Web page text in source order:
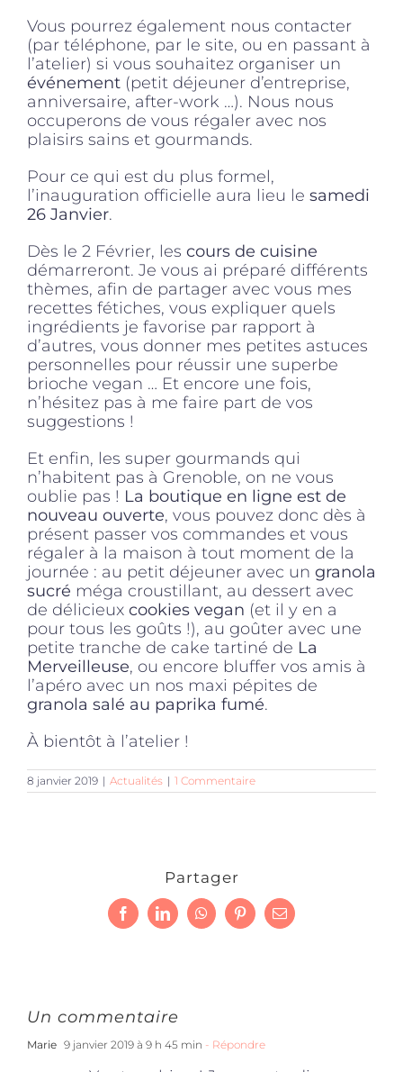
Vous pourrez également nous contacter
(par téléphone, par le site, ou en passant à
l’atelier) si vous souhaitez organiser un
événement (petit déjeuner d’entreprise,
anniversaire, after-work …). Nous nous
occuperons de vous régaler avec nos
plaisirs sains et gourmands.
Pour ce qui est du plus formel,
l’inauguration officielle aura lieu le samedi
26 Janvier.
Dès le 2 Février, les cours de cuisine
démarreront. Je vous ai préparé différents
thèmes, afin de partager avec vous mes
recettes fétiches, vous expliquer quels
ingrédients je favorise par rapport à
d’autres, vous donner mes petites astuces
personnelles pour réussir une superbe
brioche vegan … Et encore une fois,
n’hésitez pas à me faire part de vos
suggestions !
Et enfin, les super gourmands qui
n’habitent pas à Grenoble, on ne vous
oublie pas ! La boutique en ligne est de
nouveau ouverte, vous pouvez donc dès à
présent passer vos commandes et vous
régaler à la maison à tout moment de la
journée : au petit déjeuner avec un granola
sucré méga croustillant, au dessert avec
de délicieux cookies vegan (et il y en a
pour tous les goûts !), au goûter avec une
petite tranche de cake tartiné de La
Merveilleuse, ou encore bluffer vos amis à
l’apéro avec un nos maxi pépites de
granola salé au paprika fumé.
À bientôt à l’atelier !
8 janvier 2019 | Actualités | 1 Commentaire
Partager
FacebookLinkedInWhatsAppPinterestEmail
Un commentaire
Marie 9 janvier 2019 à 9 h 45 min - Répondre